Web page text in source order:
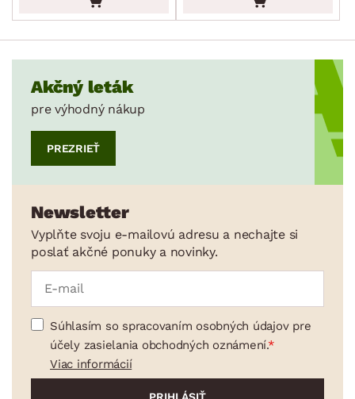
Drobné bytové doplnky
Veľká noc
Sedacie súpravy a pohovky
Zostavy a steny
Drobný nábytok
Spotrebiče
ROZMERY
min.
MATERIÁL
MIESTNOSŤ
SKLADOVOSŤ
Akčný leták
pre výhodný nákup
PREZRIEŤ
Newsletter
Vyplňte svoju e-mailovú adresu a nechajte si
poslať akčné ponuky a novinky.
Súhlasím so spracovaním osobných údajov pre
účely zasielania obchodných oznámení.
Viac informácií